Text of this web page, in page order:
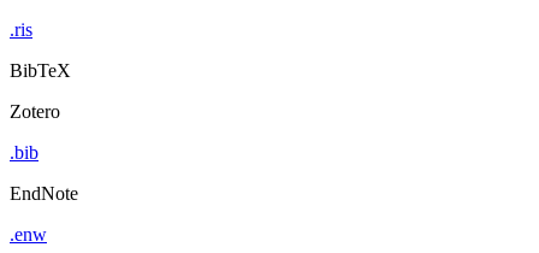
.ris
BibTeX
Zotero
.bib
EndNote
.enw